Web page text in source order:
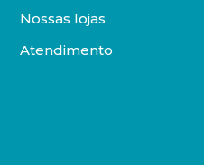
Nossas lojas
Atendimento